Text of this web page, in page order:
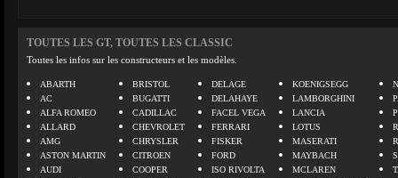
TOUTES LES GT, TOUTES LES CLASSIC
Toutes les infos sur les constructeurs et les modèles.
ABARTH
AC
ALFA ROMEO
ALLARD
AMG
ASTON MARTIN
AUDI
BRISTOL
BUGATTI
CADILLAC
CHEVROLET
CHRYSLER
CITROEN
COOPER
DELAGE
DELAHAYE
FACEL VEGA
FERRARI
FISKER
FORD
ISO RIVOLTA
KOENIGSEGG
LAMBORGHINI
LANCIA
LOTUS
MASERATI
MAYBACH
MCLAREN